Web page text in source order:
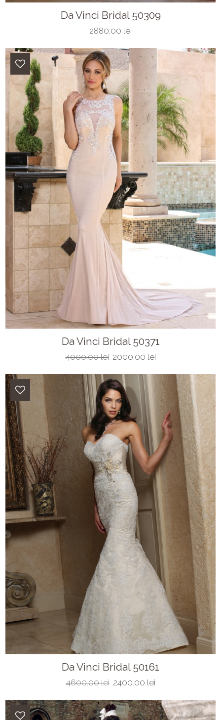
Da Vinci Bridal 50309
2880.00 lei
Da Vinci Bridal 50371
4000.00 lei 2000.00 lei
Da Vinci Bridal 50161
4600.00 lei 2400.00 lei